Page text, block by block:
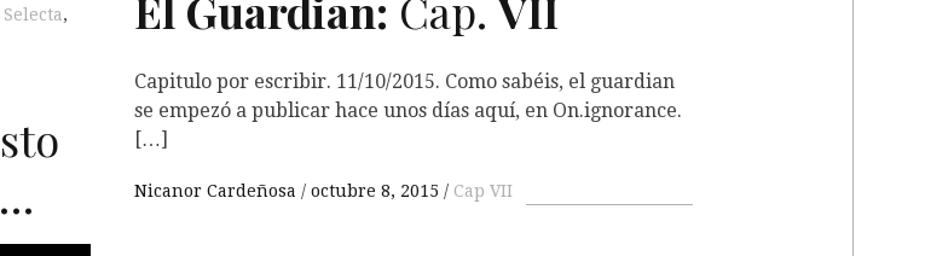
,
Capitulo por escribir. 11/10/2015. Como sabéis, el guardian
se empezó a publicar hace unos días aquí, en On.ignorance.
[…]
Nicanor Cardeñosa octubre 8, 2015 Cap VII